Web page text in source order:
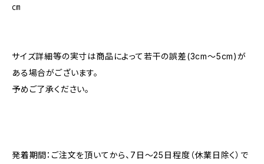
㎝
サイズ詳細等の実寸は商品によって若干の誤差(3cm〜5cm)が
ある場合がございます。
予めご了承ください。
発着期間：ご注文を頂いてから、7日〜25日程度（休業日除く）で